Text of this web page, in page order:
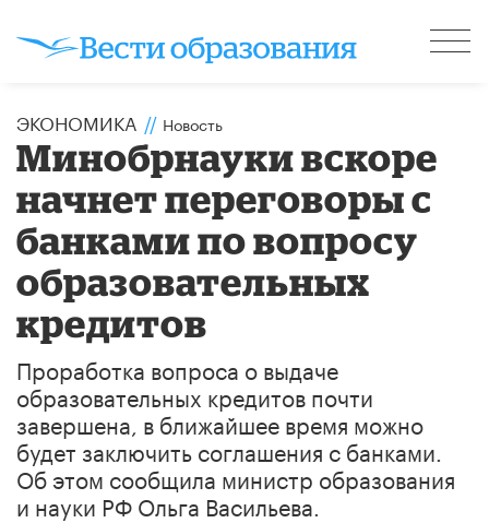
ЭКОНОМИКА // Новость
Минобрнауки вскоре
начнет переговоры с
банками по вопросу
образовательных
кредитов
Проработка вопроса о выдаче
образовательных кредитов почти
завершена, в ближайшее время можно
будет заключить соглашения с банками.
Об этом сообщила министр образования
и науки РФ Ольга Васильева.